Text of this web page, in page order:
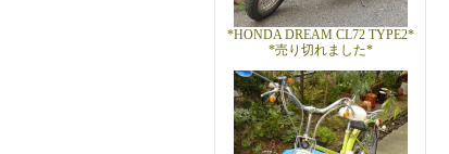
*HONDA DREAM CL72 TYPE2*
*売り切れました*